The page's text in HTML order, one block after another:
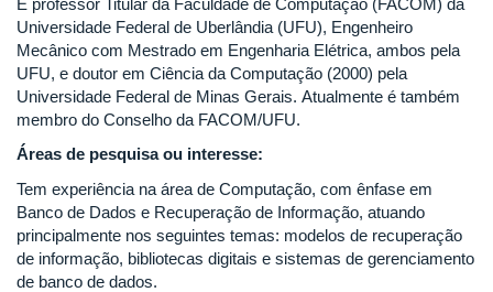
Universidade Federal de Uberlândia (UFU), Engenheiro
Mecânico com Mestrado em Engenharia Elétrica, ambos pela
UFU, e doutor em Ciência da Computação (2000) pela
Universidade Federal de Minas Gerais. Atualmente é também
membro do Conselho da FACOM/UFU.
Áreas de pesquisa ou interesse:
Tem experiência na área de Computação, com ênfase em
Banco de Dados e Recuperação de Informação, atuando
principalmente nos seguintes temas: modelos de recuperação
de informação, bibliotecas digitais e sistemas de gerenciamento
de banco de dados.